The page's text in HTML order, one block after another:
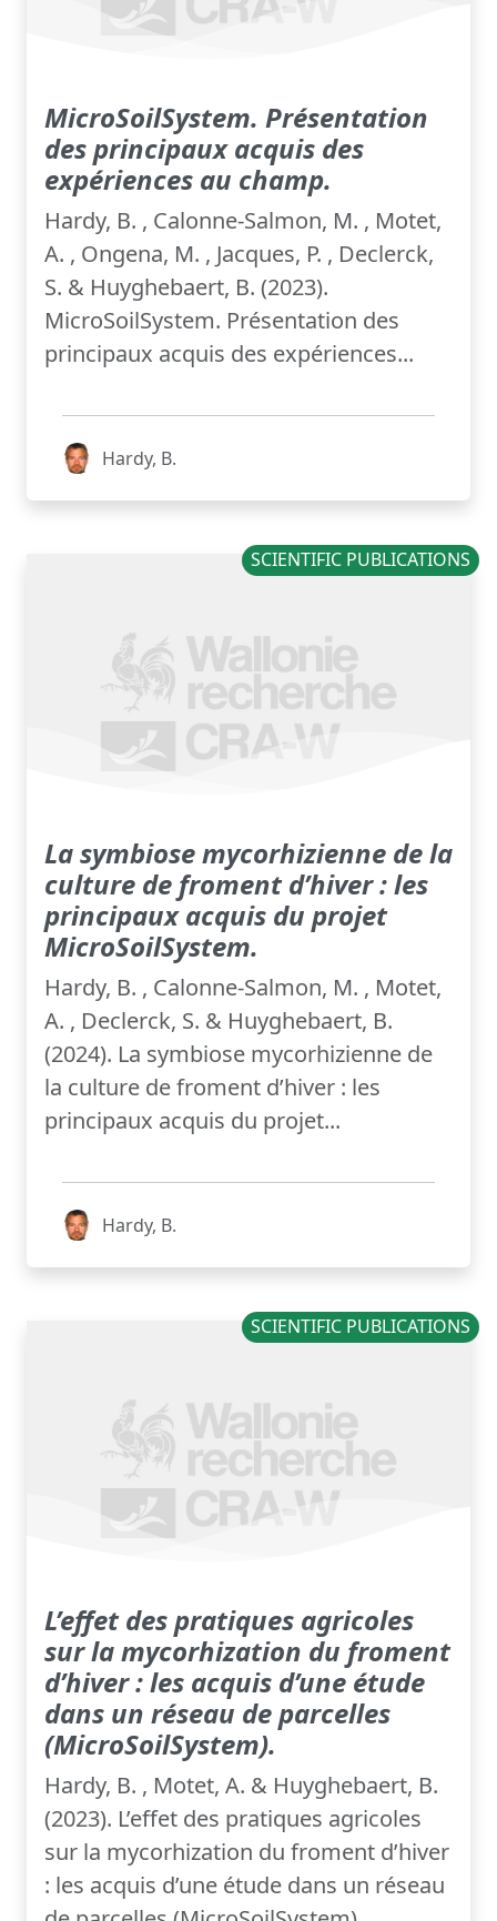
MicroSoilSystem. Présentation
des principaux acquis des
expériences au champ.
Hardy, B. , Calonne-Salmon, M. , Motet,
A. , Ongena, M. , Jacques, P. , Declerck,
S. & Huyghebaert, B. (2023).
MicroSoilSystem. Présentation des
principaux acquis des expériences...
Hardy, B.
SCIENTIFIC PUBLICATIONS
La symbiose mycorhizienne de la
culture de froment d’hiver : les
principaux acquis du projet
MicroSoilSystem.
Hardy, B. , Calonne-Salmon, M. , Motet,
A. , Declerck, S. & Huyghebaert, B.
(2024). La symbiose mycorhizienne de
la culture de froment d’hiver : les
principaux acquis du projet...
Hardy, B.
SCIENTIFIC PUBLICATIONS
L’effet des pratiques agricoles
sur la mycorhization du froment
d’hiver : les acquis d’une étude
dans un réseau de parcelles
(MicroSoilSystem).
Hardy, B. , Motet, A. & Huyghebaert, B.
(2023). L’effet des pratiques agricoles
sur la mycorhization du froment d’hiver
: les acquis d’une étude dans un réseau